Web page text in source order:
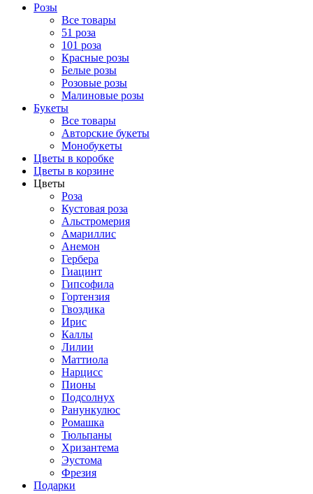
Розы
Все товары
51 роза
101 роза
Красные розы
Белые розы
Розовые розы
Малиновые розы
Букеты
Все товары
Авторские букеты
Монобукеты
Цветы в коробке
Цветы в корзине
Цветы
Роза
Кустовая роза
Альстромерия
Амариллис
Анемон
Гербера
Гиацинт
Гипсофила
Гортензия
Гвоздика
Ирис
Каллы
Лилии
Маттиола
Нарцисс
Пионы
Подсолнух
Ранункулюс
Ромашка
Тюльпаны
Хризантема
Эустома
Фрезия
Подарки